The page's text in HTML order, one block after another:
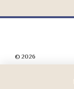
© 2026